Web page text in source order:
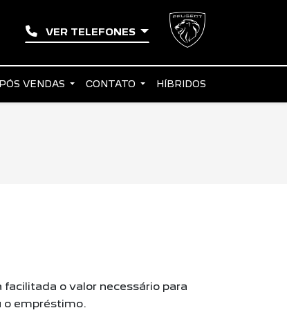
VER TELEFONES
PÓS VENDAS CONTATO HÍBRIDOS
o valor necessário para
o empréstimo.